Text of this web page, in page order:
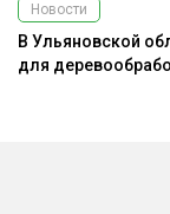
Новости
В Ульяновской
для